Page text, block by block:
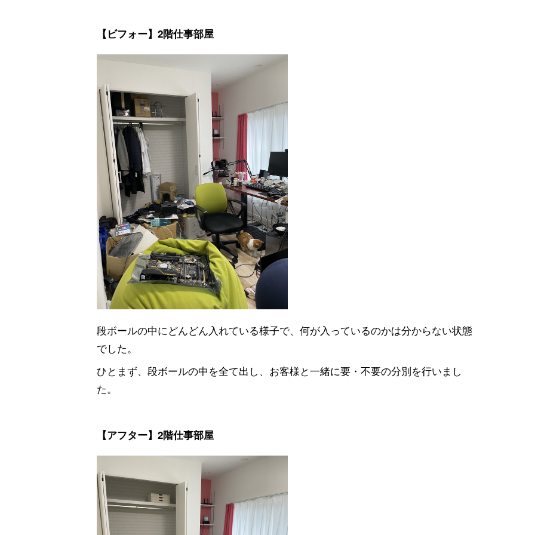
【ビフォー】2階仕事部屋
段ボールの中にどんどん入れている様子で、何が入っているのかは分からない状態
でした。
ひとまず、段ボールの中を全て出し、お客様と一緒に要・不要の分別を行いまし
た。
【アフター】2階仕事部屋